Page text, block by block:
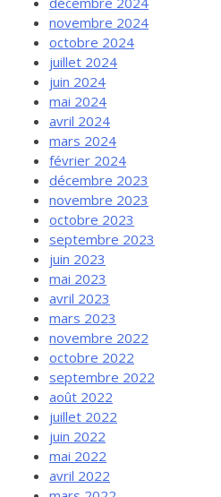
novembre 2024
octobre 2024
juillet 2024
juin 2024
mai 2024
avril 2024
mars 2024
février 2024
décembre 2023
novembre 2023
octobre 2023
septembre 2023
juin 2023
mai 2023
avril 2023
mars 2023
novembre 2022
octobre 2022
septembre 2022
août 2022
juillet 2022
juin 2022
mai 2022
avril 2022